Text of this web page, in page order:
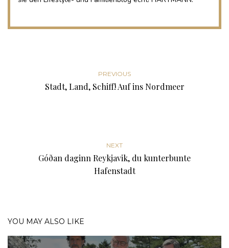
PREVIOUS
Stadt, Land, Schiff! Auf ins Nordmeer
NEXT
Góðan daginn Reykjavik, du kunterbunte
Hafenstadt
YOU MAY ALSO LIKE